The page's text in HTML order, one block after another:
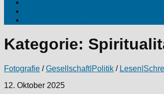
Kategorie:
Fotografie /Gesellschaft|Politik /
12. Oktober 2025